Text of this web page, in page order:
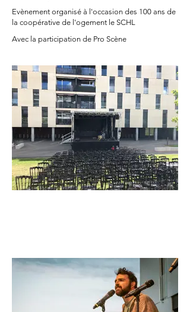
Evènement organisé à l'occasion des 100 ans de
la coopérative de l'ogement le SCHL
Avec la participation de Pro Scène